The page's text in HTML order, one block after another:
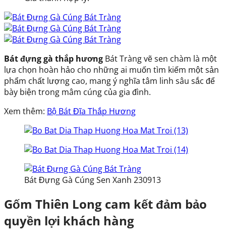
Bát đựng gà thắp hương Bát Tràng vẽ sen chàm là một
lựa chọn hoàn hảo cho những ai muốn tìm kiếm một sản
phẩm chất lượng cao, mang ý nghĩa tâm linh sâu sắc để
bày biện trong mâm cúng của gia đình.
Xem thêm: Bộ Bát Đĩa Thắp Hương
Bát Đựng Gà Cúng Sen Xanh 230913
Gốm Thiên Long cam kết đảm bảo
quyền lợi khách hàng